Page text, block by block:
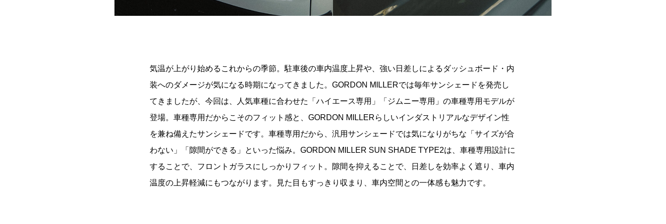
気温が上がり始めるこれからの季節。駐車後の車内温度上昇や、強い日差しによるダッシュボード・内
装へのダメージが気になる時期になってきました。GORDON MILLERでは毎年サンシェードを発売し
てきましたが、今回は、人気車種に合わせた「ハイエース専用」「ジムニー専用」の車種専用モデルが
登場。車種専用だからこそのフィット感と、GORDON MILLERらしいインダストリアルなデザイン性
を兼ね備えたサンシェードです。車種専用だから、汎用サンシェードでは気になりがちな「サイズが合
わない」「隙間ができる」といった悩み。GORDON MILLER SUN SHADE TYPE2は、車種専用設計に
することで、フロントガラスにしっかりフィット。隙間を抑えることで、日差しを効率よく遮り、車内
温度の上昇軽減にもつながります。見た目もすっきり収まり、車内空間との一体感も魅力です。